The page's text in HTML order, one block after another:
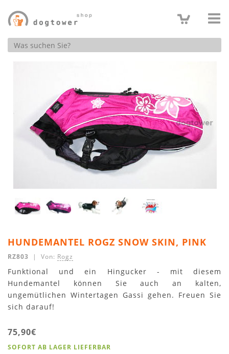
Produktsuche
HUNDEMANTEL ROGZ SNOW SKIN, PINK
RZ803 | Von: Rogz
Funktional und ein Hingucker - mit diesem
Hundemantel können Sie auch an kalten,
ungemütlichen Wintertagen Gassi gehen. Freuen Sie
sich darauf!
75,90€
SOFORT AB LAGER LIEFERBAR